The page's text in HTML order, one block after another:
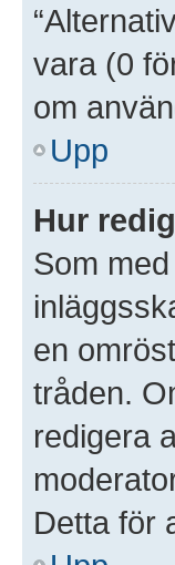
vara (0
om
Upp
Hur
Som
en
tråden.
redigera
Detta för